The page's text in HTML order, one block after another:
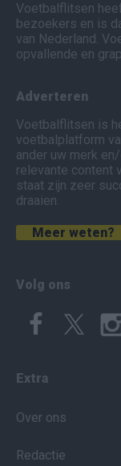
Voetbalflitsen
bezoekers en is
van Nederland.
opvallende en
Adverteren
Voetbalflitsen is
voetbalplatform
ander uw merk
relevante content
staat zijn zeer
draaien.
Meer weten?
Volg ons
Extra
Over ons
Redactie